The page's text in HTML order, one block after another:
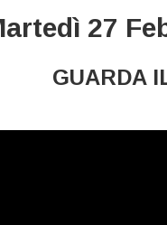
27
GUARDA